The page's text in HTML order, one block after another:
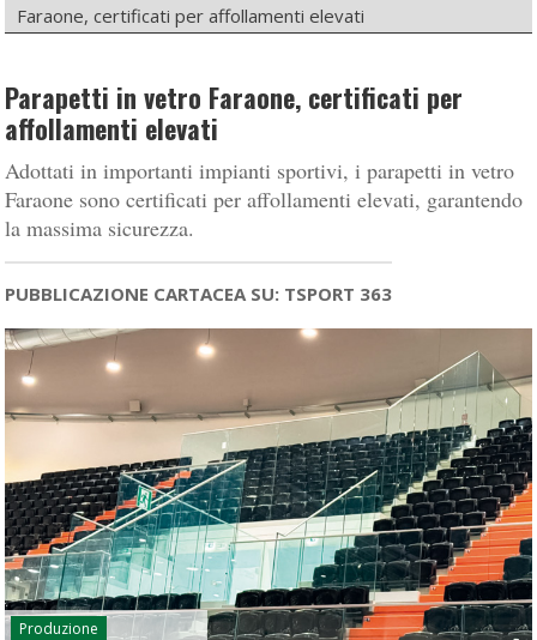
Faraone, certificati per affollamenti elevati
Parapetti in vetro Faraone, certificati per
affollamenti elevati
Adottati in importanti impianti sportivi, i parapetti in vetro
Faraone sono certificati per affollamenti elevati, garantendo
la massima sicurezza.
PUBBLICAZIONE CARTACEA SU: TSPORT 363
Produzione